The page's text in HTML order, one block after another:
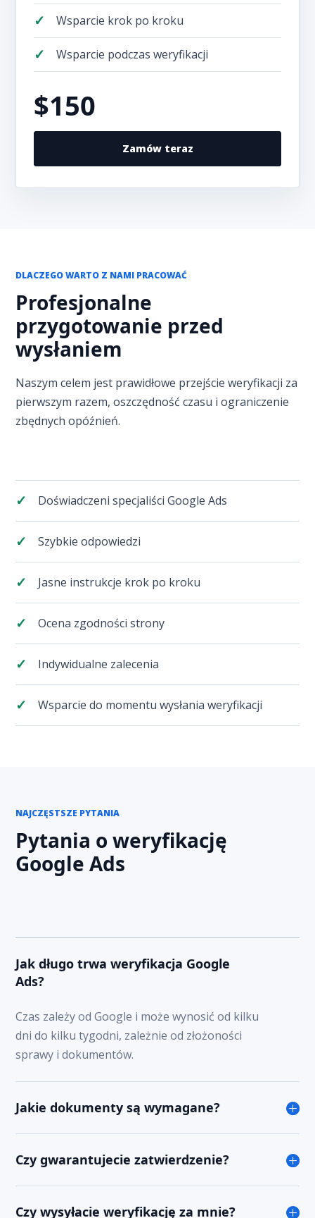
Wsparcie krok po kroku
Wsparcie podczas weryfikacji
$150
Zamów teraz
DLACZEGO WARTO Z NAMI PRACOWAĆ
Profesjonalne
przygotowanie przed
wysłaniem
Naszym celem jest prawidłowe przejście weryfikacji za
pierwszym razem, oszczędność czasu i ograniczenie
zbędnych opóźnień.
Doświadczeni specjaliści Google Ads
Szybkie odpowiedzi
Jasne instrukcje krok po kroku
Ocena zgodności strony
Indywidualne zalecenia
Wsparcie do momentu wysłania weryfikacji
NAJCZĘSTSZE PYTANIA
Pytania o weryfikację
Google Ads
Jak długo trwa weryfikacja Google
Ads?
Czas zależy od Google i może wynosić od kilku
dni do kilku tygodni, zależnie od złożoności
sprawy i dokumentów.
Jakie dokumenty są wymagane?
Czy gwarantujecie zatwierdzenie?
Czy wysyłacie weryfikację za mnie?